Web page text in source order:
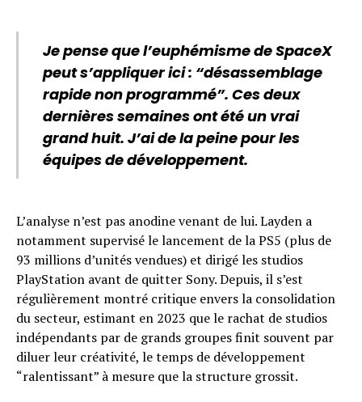
Je pense que l’euphémisme de SpaceX
peut s’appliquer ici : “désassemblage
rapide non programmé”. Ces deux
dernières semaines ont été un vrai
grand huit. J’ai de la peine pour les
équipes de développement.
L’analyse n’est pas anodine venant de lui. Layden a
notamment supervisé le lancement de la PS5 (plus de
93 millions d’unités vendues) et dirigé les studios
PlayStation avant de quitter Sony. Depuis, il s’est
régulièrement montré critique envers la consolidation
du secteur, estimant en 2023 que le rachat de studios
indépendants par de grands groupes finit souvent par
diluer leur créativité, le temps de développement
“ralentissant” à mesure que la structure grossit.